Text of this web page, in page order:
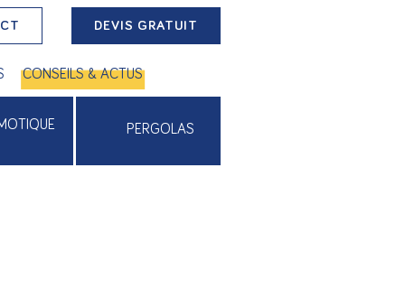
DEVIS GRATUIT
CONSEILS & ACTUS
PERGOLAS